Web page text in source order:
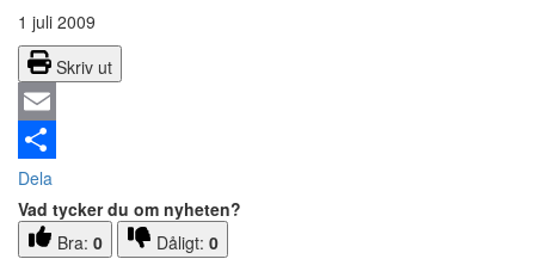
1 juli 2009
Skriv ut
Email
Dela
Vad tycker du om nyheten?
Bra: 0 Dåligt: 0